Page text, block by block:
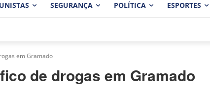
SEGURANÇA POLÍTICA ESPORTES
em Gramado
de drogas em Gramado